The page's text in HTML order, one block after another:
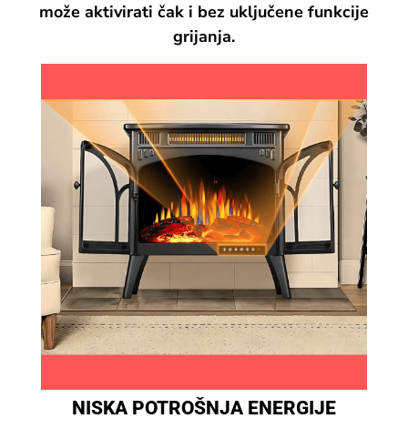
može aktivirati čak i bez uključene funkcije
grijanja.
NISKA POTROŠNJA ENERGIJE